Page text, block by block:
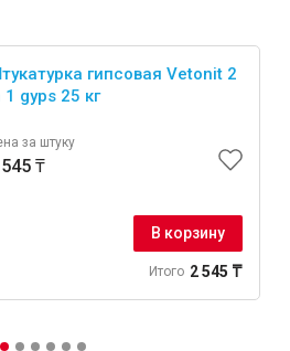
гипсовая Vetonit 2
1 gyps 25 кг
за штуку
₸
В корзину
Итого 2 545 ₸